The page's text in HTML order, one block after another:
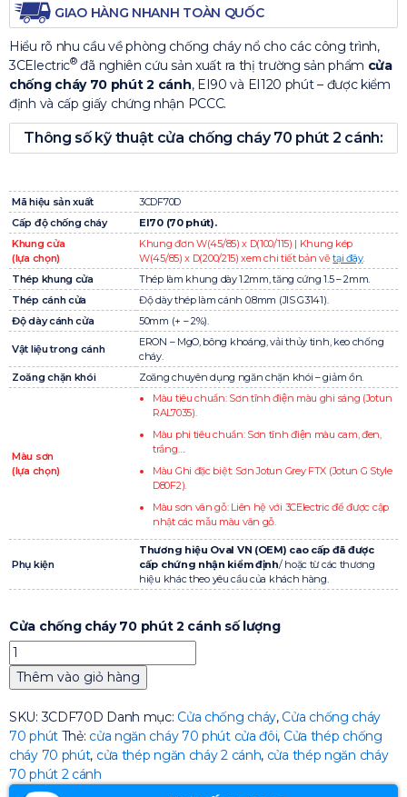
GIAO HÀNG NHANH TOÀN QUỐC
Hiểu rõ nhu cầu về phòng chống cháy nổ cho các công trình,
3CElectric®đã nghiên cứu sản xuất ra thị trường sản phẩm cửa
chống cháy 70 phút 2 cánh, EI90 và EI120 phút – được kiểm
định và cấp giấy chứng nhận PCCC.
Thông số kỹ thuật cửa chống cháy 70 phút 2 cánh:
Mã hiệu sản xuất
3CDF70D
Cấp độ chống cháy
EI70 (70 phút).
Khung cửa
(lựa chọn)
Khung đơn W(45/85) x D(100/115) | Khung kép
W(45/85) x D(200/215) xem chi tiết bản vẽtại đây.
Thép khung cửa
Thép làm khung dày 1.2mm, tăng cứng 1.5 – 2mm.
Thép cánh cửa
Độ dày thép làm cánh 0.8mm (JIS G3141).
Độ dày cánh cửa
50mm (+ – 2%).
Vật liệu trong cánh
ERON – MgO, bông khoáng, vải thủy tinh, keo chống
cháy.
Zoăng chặn khói
Zoăng chuyên dụng ngăn chặn khói – giảm ồn.
Màu sơn
(lựa chọn)
Màu tiêu chuẩn: Sơn tĩnh điện màu ghi sáng (Jotun
RAL7035).
Màu phi tiêu chuẩn: Sơn tĩnh điện màu cam, đen,
trắng….
Màu Ghi đặc biệt: Sơn Jotun Grey FTX (Jotun G Style
D80F2).
Màu sơn vân gỗ: Liên hệ với 3CElectric để được cập
nhật các mẫu màu vân gỗ.
Phụ kiện
Thương hiệu Oval VN (OEM) cao cấp đã được
cấp chứng nhận kiểm định/ hoặc từ các thương
hiệu khác theo yêu cầu của khách hàng.
Cửa chống cháy 70 phút 2 cánh số lượng
Thêm vào giỏ hàng
SKU:3CDF70D Danh mục: Cửa chống cháy, Cửa chống cháy
70 phút Thẻ: cửa ngăn cháy 70 phút cửa đôi, Cửa thép chống
cháy 70 phút, cửa thép ngăn cháy 2 cánh, cửa thép ngăn cháy
70 phút 2 cánh